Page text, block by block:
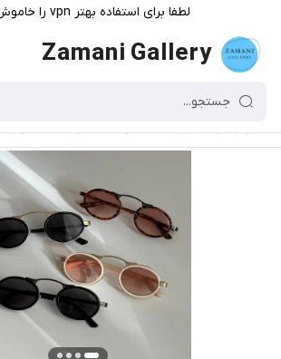
لطفا برای استفاده بهتر vpn را خاموش کنید
Zamani Gallery